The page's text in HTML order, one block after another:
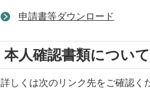
申請書等ダウンロード
本人確認書類について
詳しくは次のリンク先をご確認く